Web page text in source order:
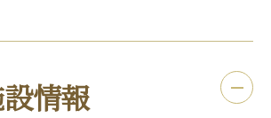
情報